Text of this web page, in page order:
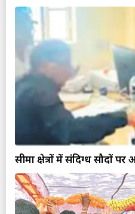
सीमा क्षेत्रों में संदिग्ध सौदों